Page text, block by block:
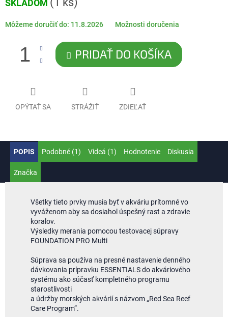
cena:
SKLADOM
Môžeme doručiť do: 11.8.2026 Možnosti doručenia
PRIDAŤ DO KOŠÍKA
OPÝTAŤ SA STRÁŽIŤ ZDIEĽAŤ
POPIS Podobné (1) Videá (1) Hodnotenie Diskusia
Značka
Všetky tieto prvky musia byť v akváriu prítomné vo
vyváženom aby sa dosiahol úspešný rast a zdravie
koralov.
Výsledky merania pomocou testovacej súpravy
FOUNDATION PRO Multi
Súprava sa používa na presné nastavenie denného
dávkovania prípravku ESSENTIALS do akváriového
systému ako súčasť kompletného programu
starostlivosti
a údržby morských akvárií s názvom „Red Sea Reef
Care Program“.